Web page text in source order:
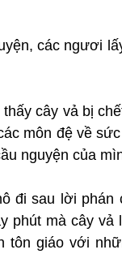
các ngươi
thấy cây vả bị
môn đệ về
nguyện của
đi sau lời phán
phút mà cây
tôn giáo với